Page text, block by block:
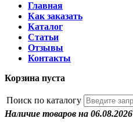
Главная
Как заказать
Каталог
Статьи
Отзывы
Контакты
Корзина пуста
Поиск по каталогу
Наличие товаров на 06.08.2026